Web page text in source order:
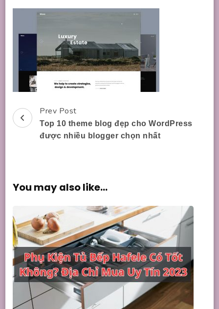
Post
Navigation
Prev Post
Top 10 theme blog đẹp cho WordPress
được nhiều blogger chọn nhất
You may also like...